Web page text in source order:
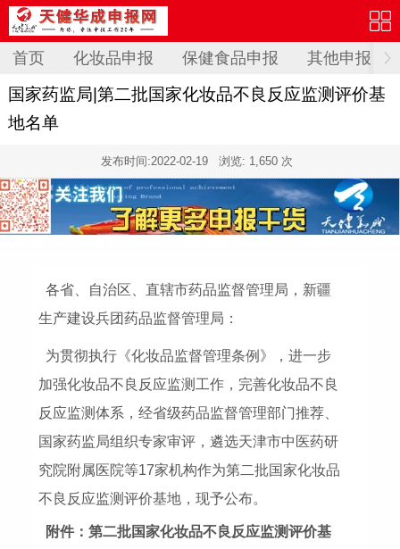
首页 化妆品申报 保健食品申报 其他申报
国家药监局|第二批国家化妆品不良反应监测评价基
地名单
发布时间:2022-02-19 浏览: 1,650 次
各省、自治区、直辖市药品监督管理局，新疆
生产建设兵团药品监督管理局：
为贯彻执行《化妆品监督管理条例》，进一步
加强化妆品不良反应监测工作，完善化妆品不良
反应监测体系，经省级药品监督管理部门推荐、
国家药监局组织专家审评，遴选天津市中医药研
究院附属医院等17家机构作为第二批国家化妆品
不良反应监测评价基地，现予公布。
附件：第二批国家化妆品不良反应监测评价基